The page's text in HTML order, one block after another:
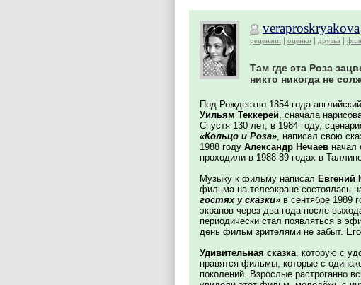
veraproskryakova
рецензии оценки друзья
Там где эта Роза
никто никогда не
Под Рождество 1854 года
Уильям Теккерей, сначала
Спустя 130 лет, в 1984 году,
«Кольцо и Роза», написал свою
1988 году Александр Нечаев начал
проходили в 1988-89 годах в
Музыку к фильму написал Евгений
фильма на телеэкране состоялась
гостях у сказки» в сентябре 1989
экранов через два года после
периодически стал появляться в
день фильм зрителями не забыт.
Удивительная сказка, которую с
нравятся фильмы, которые с
поколений. Взрослые растроганно